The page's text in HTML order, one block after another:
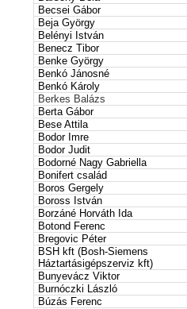
Becsei Gábor
Beja György
Belényi István
Benecz Tibor
Benke György
Benkó Jánosné
Benkó Károly
Berkes Balázs
Berta Gábor
Bese Attila
Bodor Imre
Bodor Judit
Bodorné Nagy Gabriella
Bonifert család
Boros Gergely
Boross István
Borzáné Horváth Ida
Botond Ferenc
Bregovic Péter
BSH kft (Bosh-Siemens
Háztartásigépszerviz kft)
Bunyevácz Viktor
Burnóczki László
Búzás Ferenc